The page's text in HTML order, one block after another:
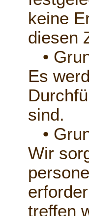
keine
diesen
•
Es
sind.
•
Wir
treffen